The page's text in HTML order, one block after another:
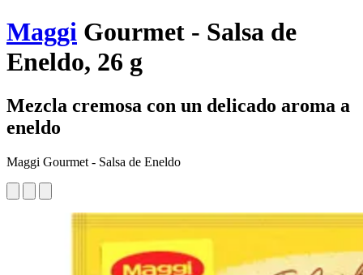
Maggi Gourmet - Salsa de
Eneldo, 26 g
Mezcla cremosa con un delicado aroma a
eneldo
Maggi Gourmet - Salsa de Eneldo